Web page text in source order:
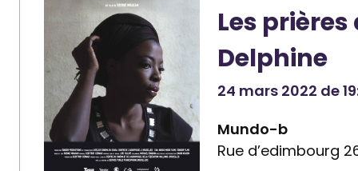
:
Q
u
i
r
e
:
L
a
ê
Les prières
Delphine
24 mars 2022 de
Mundo-b
Rue d’edimbourg